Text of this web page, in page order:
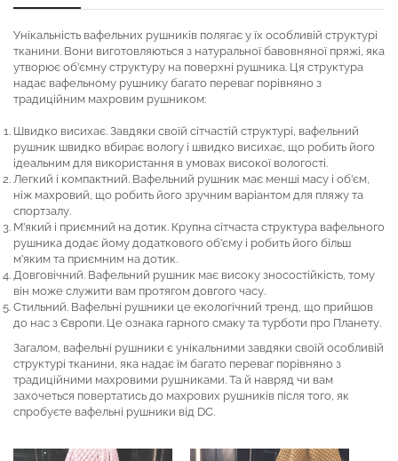
Унікальність вафельних рушників полягає у їх особливій структурі
тканини. Вони виготовляються з натуральної бавовняної пряжі, яка
утворює об’ємну структуру на поверхні рушника. Ця структура
надає вафельному рушнику багато переваг порівняно з
традиційним махровим рушником:
Швидко висихає. Завдяки своїй сітчастій структурі, вафельний
рушник швидко вбирає вологу і швидко висихає, що робить його
ідеальним для використання в умовах високої вологості.
Легкий і компактний. Вафельний рушник має менші масу і об’єм,
ніж махровий, що робить його зручним варіантом для пляжу та
спортзалу.
М’який і приємний на дотик. Крупна сітчаста структура вафельного
рушника додає йому додаткового об’єму і робить його більш
м’яким та приємним на дотик.
Довговічний. Вафельний рушник має високу зносостійкість, тому
він може служити вам протягом довгого часу.
Стильний. Вафельні рушники це екологічний тренд, що прийшов
до нас з Європи. Це ознака гарного смаку та турботи про Планету.
Загалом, вафельні рушники є унікальними завдяки своїй особливій
структурі тканини, яка надає їм багато переваг порівняно з
традиційними махровими рушниками. Та й навряд чи вам
захочеться повертатись до махрових рушників після того, як
спробуєте вафельні рушники від DC.